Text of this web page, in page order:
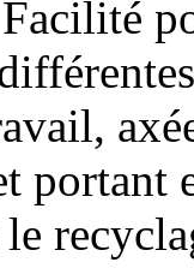
portant